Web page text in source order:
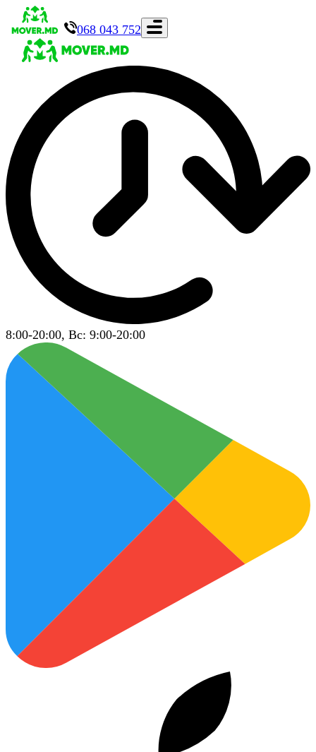
068 043 752
8:00-20:00, Вс: 9:00-20:00